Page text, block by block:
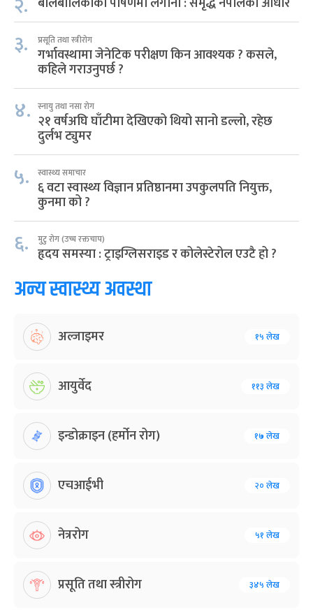
३. प्रसूति तथा स्त्रीरोग
गर्भावस्थामा जेनेटिक परीक्षण किन आवश्यक ? कसले,
कहिले गराउनुपर्छ ?
४. स्नायु तथा नसा रोग
२१ वर्षअघि घाँटीमा देखिएको थियो सानो डल्लो, रहेछ
दुर्लभ ट्युमर
५. स्वास्थ्य समाचार
६ वटा स्वास्थ्य विज्ञान प्रतिष्ठानमा उपकुलपति नियुक्त,
कुनमा को ?
६. मुटु रोग (उच्च रक्तचाप)
हृदय समस्या : ट्राइग्लिसराइड र कोलेस्टेरोल एउटै हो ?
अन्य स्वास्थ्य अवस्था
अल्जाइमर १५ लेख
आयुर्वेद ११३ लेख
इन्डोक्राइन (हर्मोन रोग) १७ लेख
एचआईभी २० लेख
नेत्ररोग ५१ लेख
प्रसूति तथा स्त्रीरोग ३४५ लेख